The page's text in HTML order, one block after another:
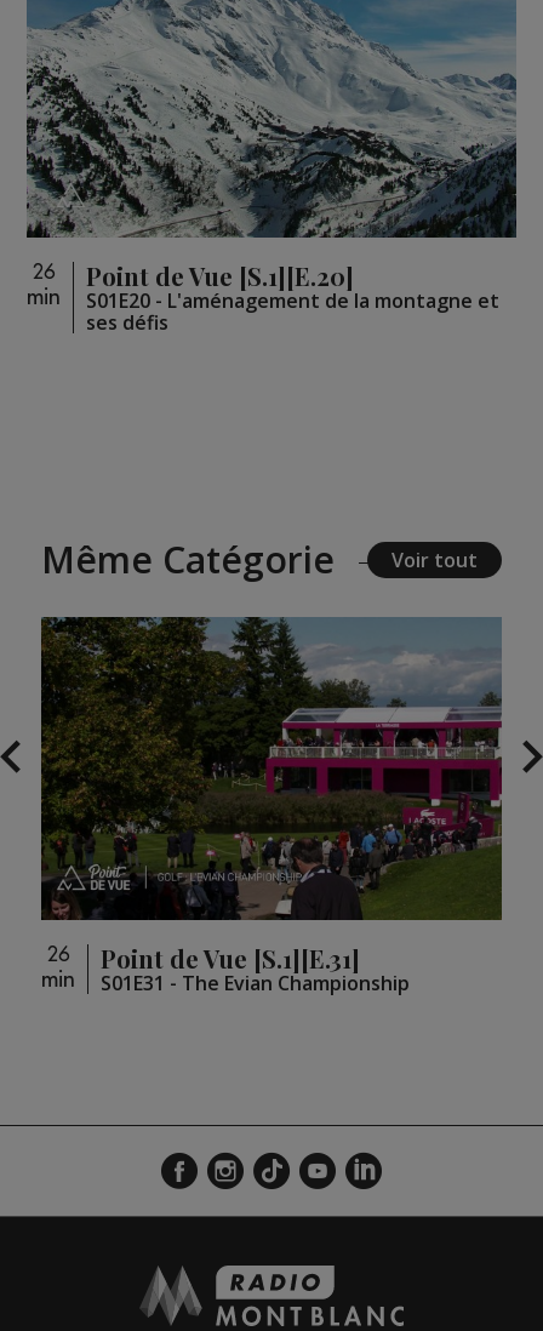
26
min
Point de Vue [S.1][E.20]
S01E20 - L'aménagement de la montagne et
ses défis
Même Catégorie Voir tout
26
min
Point de Vue [S.1][E.31]
S01E31 - The Evian Championship